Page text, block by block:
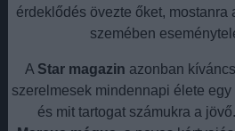
érdeklődés övezte őket, mostanra
szemében
A Star magazin azonban
szerelmesek mindennapi élete
és mit tartogat számukra a